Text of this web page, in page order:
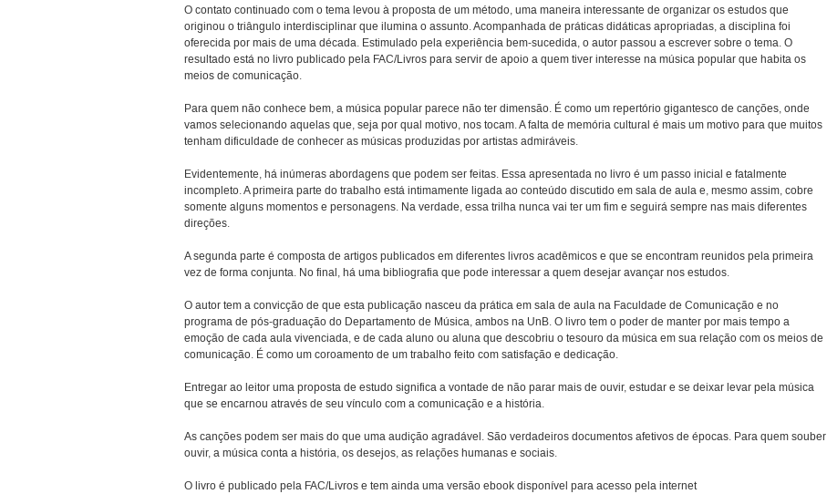
O contato continuado com o tema levou à proposta de um método, uma maneira interessante de organizar os estudos que
originou o triângulo interdisciplinar que ilumina o assunto. Acompanhada de práticas didáticas apropriadas, a disciplina foi
oferecida por mais de uma década. Estimulado pela experiência bem-sucedida, o autor passou a escrever sobre o tema. O
resultado está no livro publicado pela FAC/Livros para servir de apoio a quem tiver interesse na música popular que habita os
meios de comunicação.
Para quem não conhece bem, a música popular parece não ter dimensão. É como um repertório gigantesco de canções, onde
vamos selecionando aquelas que, seja por qual motivo, nos tocam. A falta de memória cultural é mais um motivo para que muitos
tenham dificuldade de conhecer as músicas produzidas por artistas admiráveis.
Evidentemente, há inúmeras abordagens que podem ser feitas. Essa apresentada no livro é um passo inicial e fatalmente
incompleto. A primeira parte do trabalho está intimamente ligada ao conteúdo discutido em sala de aula e, mesmo assim, cobre
somente alguns momentos e personagens. Na verdade, essa trilha nunca vai ter um fim e seguirá sempre nas mais diferentes
direções.
A segunda parte é composta de artigos publicados em diferentes livros acadêmicos e que se encontram reunidos pela primeira
vez de forma conjunta. No final, há uma bibliografia que pode interessar a quem desejar avançar nos estudos.
O autor tem a convicção de que esta publicação nasceu da prática em sala de aula na Faculdade de Comunicação e no
programa de pós-graduação do Departamento de Música, ambos na UnB. O livro tem o poder de manter por mais tempo a
emoção de cada aula vivenciada, e de cada aluno ou aluna que descobriu o tesouro da música em sua relação com os meios de
comunicação. É como um coroamento de um trabalho feito com satisfação e dedicação.
Entregar ao leitor uma proposta de estudo significa a vontade de não parar mais de ouvir, estudar e se deixar levar pela música
que se encarnou através de seu vínculo com a comunicação e a história.
As canções podem ser mais do que uma audição agradável. São verdadeiros documentos afetivos de épocas. Para quem souber
ouvir, a música conta a história, os desejos, as relações humanas e sociais.
O livro é publicado pela FAC/Livros e tem ainda uma versão ebook disponível para acesso pela internet